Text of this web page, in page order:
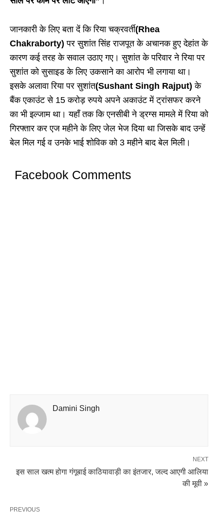
जानकारी के लिए बता दें कि रिया चक्रवर्ती(Rhea
Chakraborty) पर सुशांत सिंह राजपूत के अचानक हुए देहांत के
कारण कई तरह के सवाल उठाए गए। सुशांत के परिवार ने रिया पर
सुशांत को सुसाइड के लिए उकसाने का आरोप भी लगाया था।
इसके अलावा रिया पर सुशांत(Sushant Singh Rajput) के
बैंक एकाउंट से 15 करोड़ रुपये अपने अकाउंट में ट्रांसफर करने
का भी इल्जाम था। यहाँ तक कि एनसीबी ने ड्रग्स मामले में रिया को
गिरफ्तार कर एज महीने के लिए जेल भेज दिया था जिसके बाद उन्हें
बेल मिल गई व उनके भाई शोविक को 3 महीने बाद बेल मिली।
Facebook Comments
Damini Singh
NEXT
इस साल खत्म होगा गंगूबाई काठियावाड़ी का इंतजार, जल्द आएगी आलिया
की मूवी »
PREVIOUS